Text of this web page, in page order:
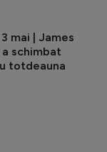
mai | James
schimbat
totdeauna